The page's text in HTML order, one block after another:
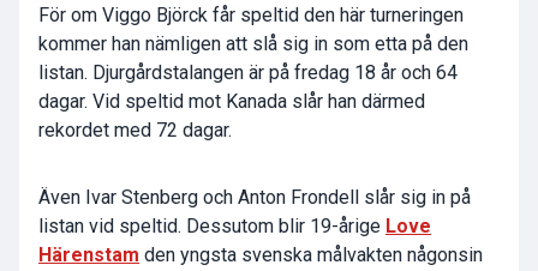
För om Viggo Björck får speltid den här turneringen
kommer han nämligen att slå sig in som etta på den
listan. Djurgårdstalangen är på fredag 18 år och 64
dagar. Vid speltid mot Kanada slår han därmed
rekordet med 72 dagar.
Även Ivar Stenberg och Anton Frondell slår sig in på
listan vid speltid. Dessutom blir 19-årige Love
Härenstam den yngsta svenska målvakten någonsin